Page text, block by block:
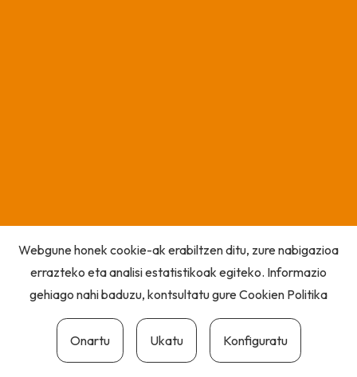
Webgune honek cookie-ak erabiltzen ditu, zure nabigazioa
errazteko eta analisi estatistikoak egiteko. Informazio
gehiago nahi baduzu, kontsultatu gureCookien Politika
Onartu Ukatu Konfiguratu